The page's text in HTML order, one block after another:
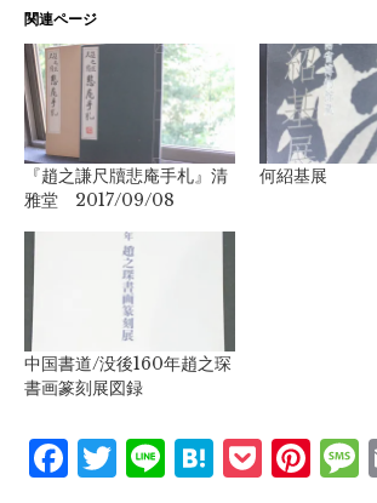
関連ページ
『趙之謙尺牘悲庵手札』清
雅堂 2017/09/08
何紹基展
中国書道/没後160年趙之琛
書画篆刻展図録
Facebook
Twitter
LineHatena